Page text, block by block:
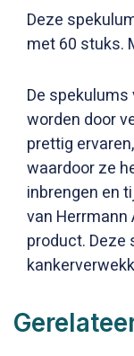
Deze
met 60 stuks.
De
worden door
prettig
waardoor ze
inbrengen en
van
product. Deze